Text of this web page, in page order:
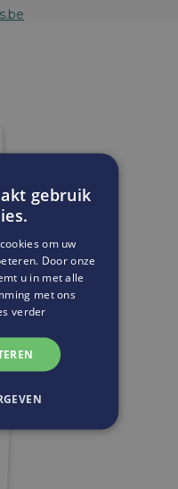
gebruik
om uw
Door onze
u in met alle
met ons
verder